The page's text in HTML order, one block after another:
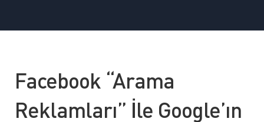
Facebook “Arama
Reklamları” İle Google’ın